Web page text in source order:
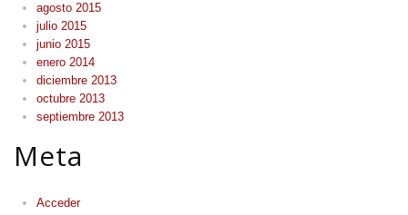
agosto 2015
julio 2015
junio 2015
enero 2014
diciembre 2013
octubre 2013
septiembre 2013
Meta
Acceder